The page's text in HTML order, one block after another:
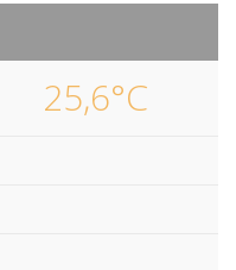
25,6°C